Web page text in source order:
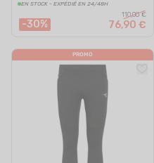
EN STOCK - EXPÉDIÉ EN 24/48H
-30%
110,00 €
76,90 €
PROMO